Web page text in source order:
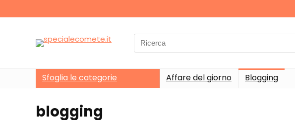
Search
for:
Sfoglia le categorie Affare del giorno Blogging
blogging